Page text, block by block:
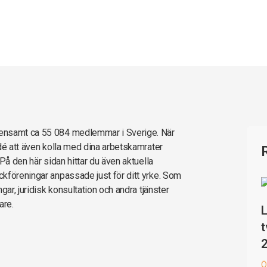
ca 55 084 medlemmar i Sverige. När
att även kolla med dina arbetskamrater
den här sidan hittar du även aktuella
anpassade just för ditt yrke. Som
juridisk konsultation och andra tjänster